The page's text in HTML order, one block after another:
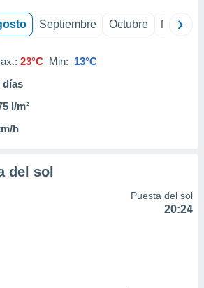
Septiembre Octubre
23°C Min: 13°C
días
l/m²
h
del sol
Puesta del sol
20:24